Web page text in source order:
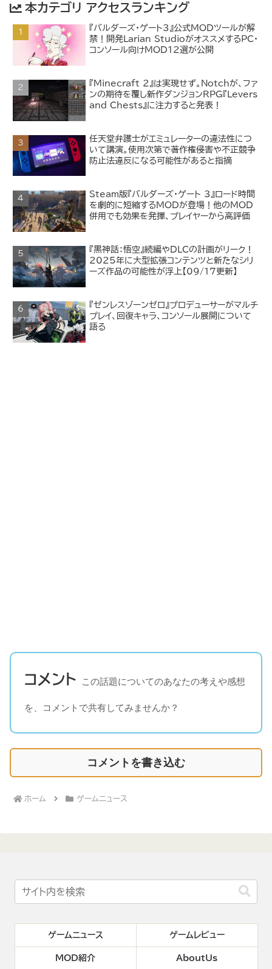
本カテゴリ アクセスランキング
『バルダーズ・ゲート3』公式MODツールが解
禁！開発Larian StudioがオススメするPC・
コンソール向けMOD12選が公開
『Minecraft 2』は実現せず。Notchが、ファ
ンの期待を覆し新作ダンジョンRPG『Levers
and Chests』に注力すると発表！
任天堂弁護士がエミュレーターの違法性につ
いて講演。使用次第で著作権侵害や不正競争
防止法違反になる可能性があると指摘
Steam版『バルダーズ・ゲート 3』ロード時間
を劇的に短縮するMODが登場！他のMOD
併用でも効果を発揮、プレイヤーから高評価
『黒神話：悟空』続編やDLCの計画がリーク！
2025年に大型拡張コンテンツと新たなシリ
ーズ作品の可能性が浮上【09/17更新】
『ゼンレスゾーンゼロ』プロデューサーがマルチ
プレイ、回復キャラ、コンソール展開について
語る
コメント この話題についてのあなたの考えや感想
を、コメントで共有してみませんか？
コメントを書き込む
ホーム ゲームニュース
ゲームニュース ゲームレビュー
MOD紹介 AboutUs